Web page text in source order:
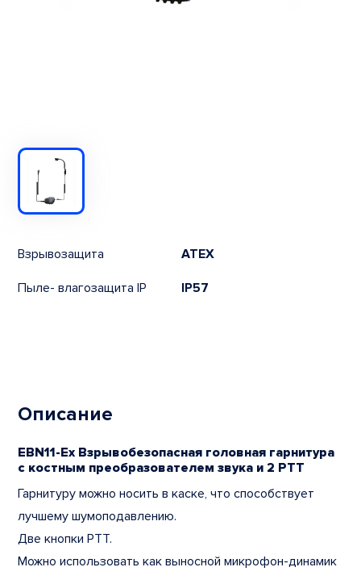
Взрывозащита ATEX
Пыле- влагозащита IP IP57
Описание
EBN11-Ex Взрывобезопасная головная гарнитура
с костным преобразователем звука и 2 PTT
Гарнитуру можно носить в каске, что способствует
лучшему шумоподавлению.
Две кнопки PTT.
Можно использовать как выносной микрофон-динамик